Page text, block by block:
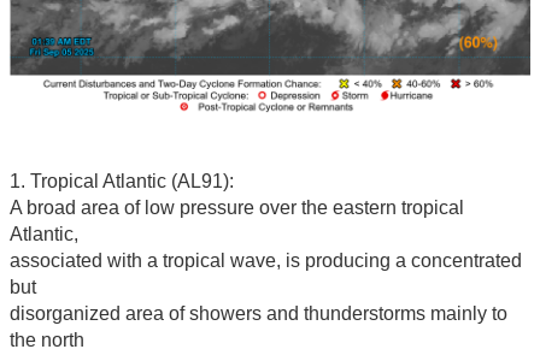
1. Tropical Atlantic (AL91):
A broad area of low pressure over the eastern tropical
Atlantic,
associated with a tropical wave, is producing a concentrated
but
disorganized area of showers and thunderstorms mainly to
the north